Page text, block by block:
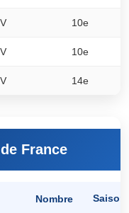
10e
10e
14e
France
Nombre